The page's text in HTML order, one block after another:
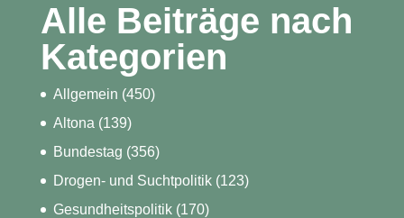
Alle Beiträge nach
Kategorien
Allgemein (450)
Altona (139)
Bundestag (356)
Drogen- und Suchtpolitik(123)
Gesundheitspolitik(170)